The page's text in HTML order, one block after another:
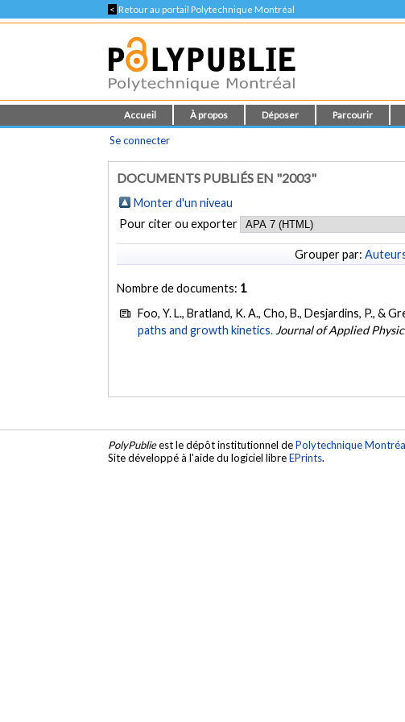
< Retour au portail Polytechnique Montréal
Accueil À propos Déposer Parcourir
Se connecter
DOCUMENTS PUBLIÉS EN "2003"
Monter d'un niveau
Pour citer ou exporter
Grouper par:
Nombre de documents: 1
Foo, Y. L., Bratland, K. A., Cho, B., Desjardins, P., &
paths and growth kinetics. Journal of Applied
PolyPublieest le dépôt institutionnel dePolytechnique
Site développé à l'aide du logiciel libreEPrints.